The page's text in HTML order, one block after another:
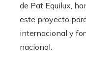
de Pat Equilux,
este proyecto
internacional y
nacional.​